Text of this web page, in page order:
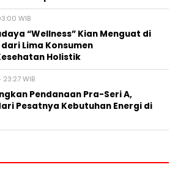
WIB
“Wellness” Kian Menguat di
Lima Konsumen
Holistik
WIB
Pendanaan Pra-Seri A,
Pesatnya Kebutuhan Energi di